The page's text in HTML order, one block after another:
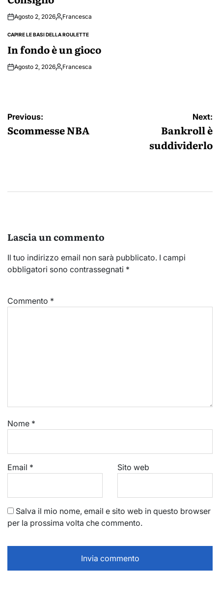
Agosto 2, 2026PostedFrancesca
POSTED
CAPIRE LE BASI DELLA ROULETTE
In fondo è un gioco
Agosto 2, 2026PostedFrancesca
Navigazione
articoli
Previous:
Scommesse NBA
Next:
Bankroll è
suddividerlo
Lascia un commento
Il tuo indirizzo email non sarà pubblicato. I campi
obbligatori sono contrassegnati *
Commento *
Nome *
Email * Sito web
Salva il mio nome, email e sito web in questo browser
per la prossima volta che commento.